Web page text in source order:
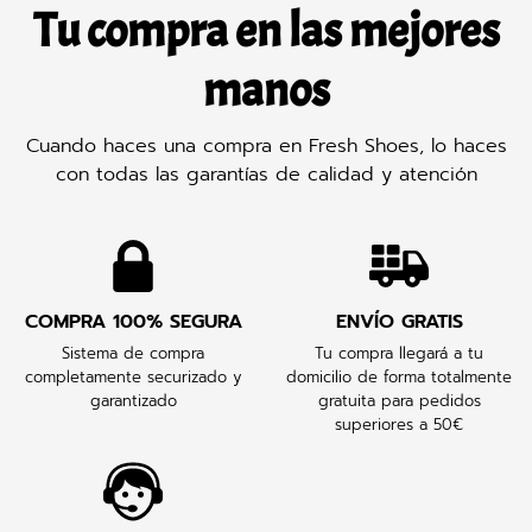
Tu compra en las mejores
manos
Cuando haces una compra en Fresh Shoes, lo haces
con todas las garantías de calidad y atención
COMPRA 100% SEGURA
Sistema de compra
completamente securizado y
garantizado
ENVÍO GRATIS
Tu compra llegará a tu
domicilio de forma totalmente
gratuita para pedidos
superiores a 50€